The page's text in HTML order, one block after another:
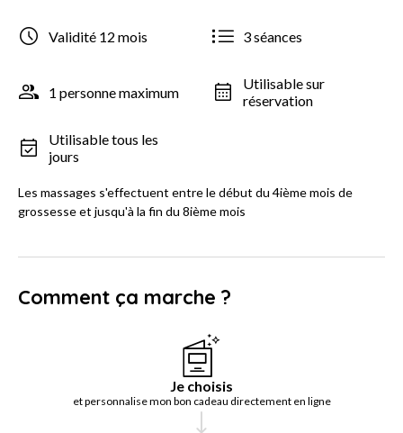
Validité 12 mois 3 séances
1 personne maximum
Utilisable sur
réservation
Utilisable tous les
jours
Les massages s'effectuent entre le début du 4ième mois de
grossesse et jusqu'à la fin du 8ième mois
Comment ça marche ?
Je choisis
et personnalise mon bon cadeau directement en ligne